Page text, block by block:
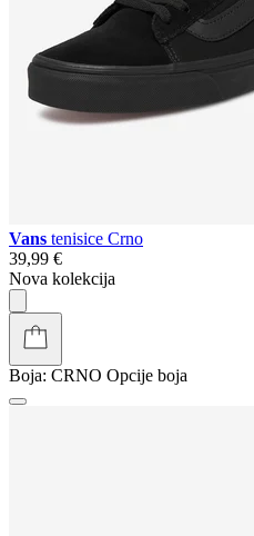
Vans tenisice Crno
39,99 €
Nova kolekcija
Boja: CRNO Opcije boja